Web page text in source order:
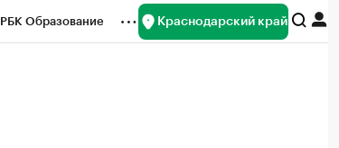
РБК Образование Краснодарский край